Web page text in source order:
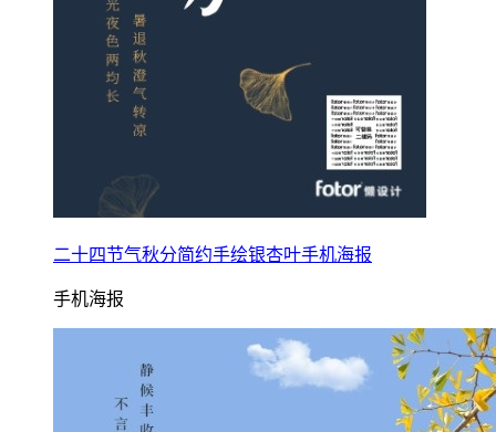
二十四节气秋分简约手绘银杏叶手机海报
手机海报